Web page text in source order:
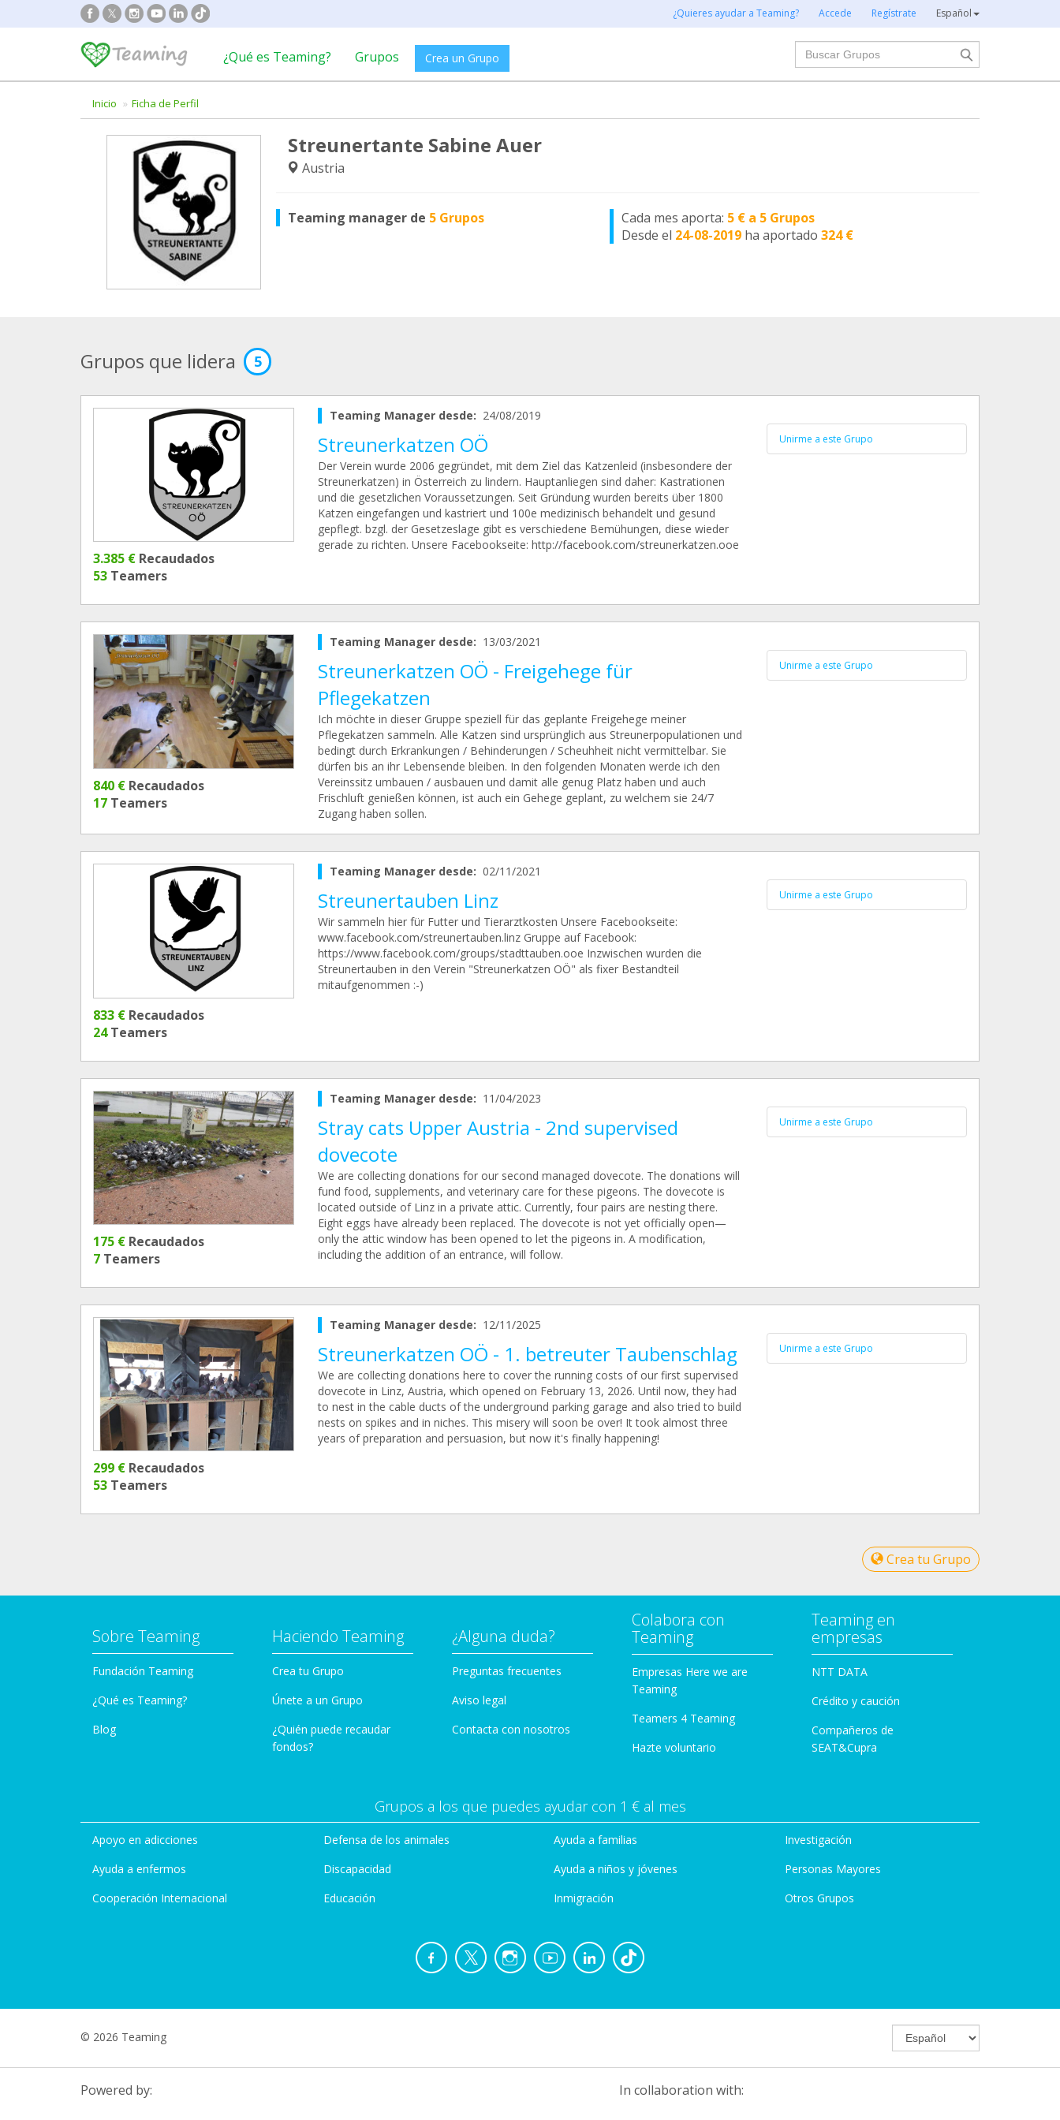
¿Quieres ayudar a Teaming? Accede Regístrate Español
¿Qué es Teaming? Grupos Crea un Grupo
Buscar
Inicio Ficha de Perfil
Streunertante Sabine Auer
Austria
Teaming manager de 5 Grupos Cada mes aporta: 5 € a 5 Grupos
Desde el 24-08-2019 ha aportado324 €
Grupos que lidera 5
3.385 € Recaudados
53 Teamers
Teaming Manager desde: 24/08/2019
Streunerkatzen OÖ
Der Verein wurde 2006 gegründet, mit dem Ziel das Katzenleid (insbesondere der
Streunerkatzen) in Österreich zu lindern. Hauptanliegen sind daher: Kastrationen
und die gesetzlichen Voraussetzungen. Seit Gründung wurden bereits über 1800
Katzen eingefangen und kastriert und 100e medizinisch behandelt und gesund
gepflegt. bzgl. der Gesetzeslage gibt es verschiedene Bemühungen, diese wieder
gerade zu richten. Unsere Facebookseite: http://facebook.com/streunerkatzen.ooe
Unirme a este Grupo
840 € Recaudados
17 Teamers
Teaming Manager desde: 13/03/2021
Streunerkatzen OÖ - Freigehege für
Pflegekatzen
Ich möchte in dieser Gruppe speziell für das geplante Freigehege meiner
Pflegekatzen sammeln. Alle Katzen sind ursprünglich aus Streunerpopulationen und
bedingt durch Erkrankungen / Behinderungen / Scheuhheit nicht vermittelbar. Sie
dürfen bis an ihr Lebensende bleiben. In den folgenden Monaten werde ich den
Vereinssitz umbauen / ausbauen und damit alle genug Platz haben und auch
Frischluft genießen können, ist auch ein Gehege geplant, zu welchem sie 24/7
Zugang haben sollen.
Unirme a este Grupo
833 € Recaudados
24Teamers
Teaming Manager desde: 02/11/2021
Streunertauben Linz
Wir sammeln hier für Futter und Tierarztkosten Unsere Facebookseite:
www.facebook.com/streunertauben.linz Gruppe auf Facebook:
https://www.facebook.com/groups/stadttauben.ooe Inzwischen wurden die
Streunertauben in den Verein "Streunerkatzen OÖ" als fixer Bestandteil
mitaufgenommen :-)
Unirme a este Grupo
175 € Recaudados
7 Teamers
Teaming Manager desde: 11/04/2023
Stray cats Upper Austria - 2nd supervised
dovecote
We are collecting donations for our second managed dovecote. The donations will
fund food, supplements, and veterinary care for these pigeons. The dovecote is
located outside of Linz in a private attic. Currently, four pairs are nesting there.
Eight eggs have already been replaced. The dovecote is not yet officially open—
only the attic window has been opened to let the pigeons in. A modification,
including the addition of an entrance, will follow.
Unirme a este Grupo
299 € Recaudados
53 Teamers
Teaming Manager desde: 12/11/2025
Streunerkatzen OÖ - 1. betreuter Taubenschlag
We are collecting donations here to cover the running costs of our first supervised
dovecote in Linz, Austria, which opened on February 13, 2026. Until now, they had
to nest in the cable ducts of the underground parking garage and also tried to build
nests on spikes and in niches. This misery will soon be over! It took almost three
years of preparation and persuasion, but now it's finally happening!
Unirme a este Grupo
Crea tu Grupo
Sobre Teaming
Fundación Teaming
¿Qué es Teaming?
Blog
Haciendo Teaming
Crea tu Grupo
Únete a un Grupo
¿Quién puede recaudar
fondos?
¿Alguna duda?
Preguntas frecuentes
Aviso legal
Contacta con nosotros
Colabora con
Teaming
Empresas Here we are
Teaming
Teamers 4 Teaming
Hazte voluntario
Teaming en
empresas
NTT DATA
Crédito y caución
Compañeros de
SEAT&Cupra
Grupos a los que puedes ayudar con 1 € al mes
Apoyo en adicciones
Ayuda a enfermos
Cooperación Internacional
Defensa de los animales
Discapacidad
Educación
Ayuda a familias
Ayuda a niños y jóvenes
Inmigración
Investigación
Personas Mayores
Otros Grupos
© 2026 Teaming
Powered by: In collaboration with: